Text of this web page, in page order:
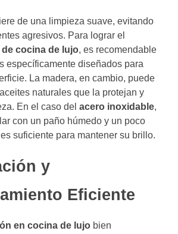
de una limpieza suave, evitando
agresivos. Para lograr el
cocina de lujo, es recomendable
específicamente diseñados para
La madera, en cambio, puede
naturales que la protejan y
En el caso del acero inoxidable,
con un paño húmedo y un poco
suficiente para mantener su brillo.
y
Eficiente
en cocina de lujo bien